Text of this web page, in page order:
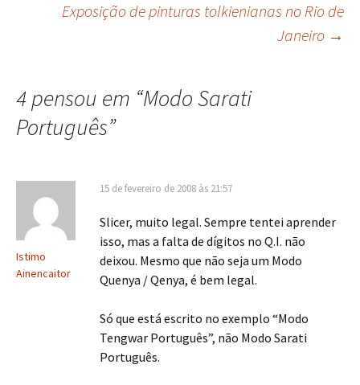
posts
Exposição de pinturas tolkienianas no Rio de
Janeiro →
4 pensou em “Modo Sarati
Português”
Istimo
Ainencaitor
15 de fevereiro de 2008 às 21:57
Slicer, muito legal. Sempre tentei aprender
isso, mas a falta de dígitos no Q.I. não
deixou. Mesmo que não seja um Modo
Quenya / Qenya, é bem legal.
Só que está escrito no exemplo “Modo
Tengwar Português”, não Modo Sarati
Português.